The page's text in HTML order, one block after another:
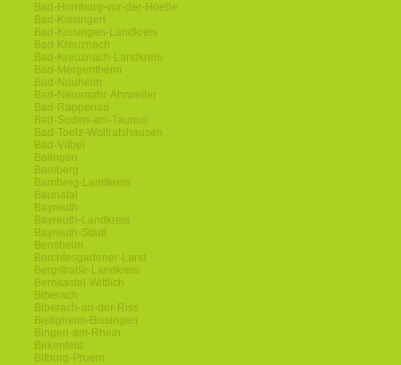
Bad-Homburg-vor-der-Hoehe
Bad-Kissingen
Bad-Kissingen-Landkreis
Bad-Kreuznach
Bad-Kreuznach-Landkreis
Bad-Mergentheim
Bad-Nauheim
Bad-Neuenahr-Ahrweiler
Bad-Rappenau
Bad-Soden-am-Taunus
Bad-Toelz-Wolfratshausen
Bad-Vilbel
Balingen
Bamberg
Bamberg-Landkreis
Baunatal
Bayreuth
Bayreuth-Landkreis
Bayreuth-Stadt
Bensheim
Berchtesgadener-Land
Bergstraße-Landkreis
Bernkastel-Wittlich
Biberach
Biberach-an-der-Riss
Bietigheim-Bissingen
Bingen-am-Rhein
Birkenfeld
Bitburg-Pruem